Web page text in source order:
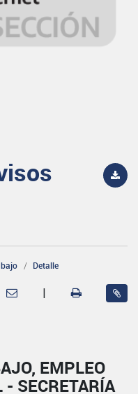
Detalle
|
EMPLEO
- SECRETARÍA